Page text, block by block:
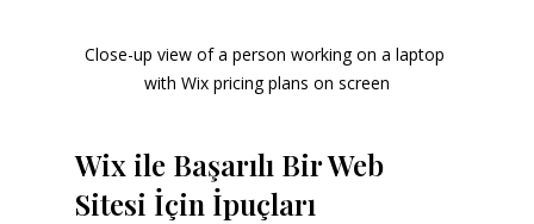
Close-up view of a person working on a laptop
with Wix pricing plans on screen
Wix ile Başarılı Bir Web
Sitesi İçin İpuçları